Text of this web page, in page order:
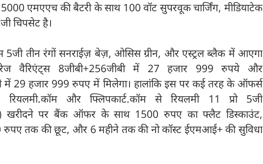
5000 एमएएच की बैटरी के साथ 100 वॉट सुपरवूक चार्जिंग, मीडियाटेक
चिपसेट है।
5जी तीन रंगों सनराईज़ बेज़, ओसिस ग्रीन, और एस्ट्रल ब्लैक में आएगा
वैरिएंट्स 8जीबी+256जीबी में 27 हजार 999 रुपये और
में 29 हजार 999 रुपए में मिलेगा। हालांकि इस पर कई तरह के ऑफर्स
और फ्लिपकार्ट.कॉम से रियलमी 11 प्रो 5जी
खरीदने पर बैंक ऑफर के साथ 1500 रुपए का फ्लैट डिस्काउंट,
तक की छूट, और 6 महीने तक की नो कॉस्ट ईएमआई+ की सुविधा